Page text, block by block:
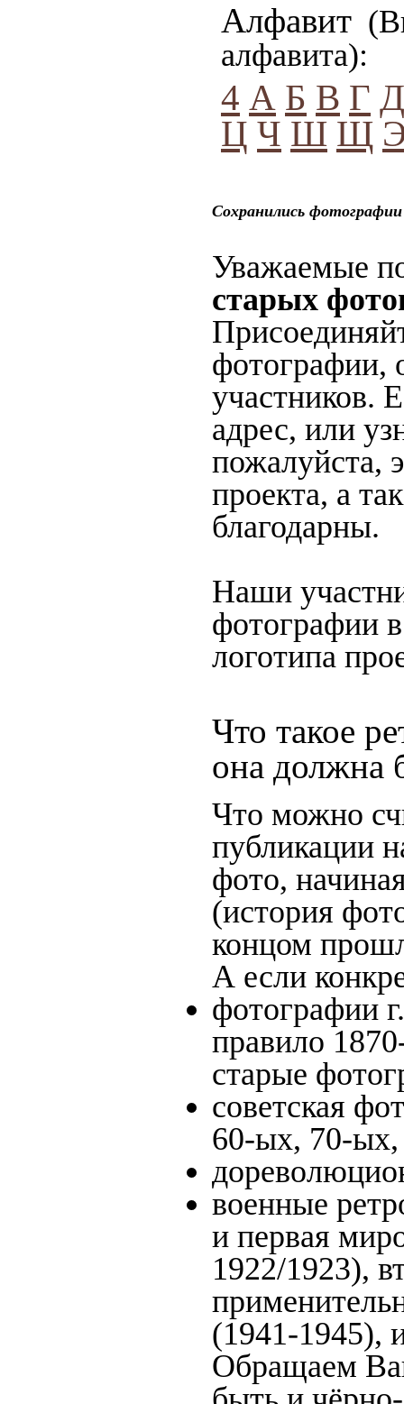
Алфавит
алфавита):
4 А Б В Г Д
Ц Ч Ш Щ
Сохранились
Уважаемые
старых
фотографии,
участников.
адрес, или
пожалуйста,
проекта, а
благодарны.
Наши
фотографии
логотипа
Что такое
она должна
Что можно
публикации
фото,
(история
концом
А если
фотографии
правило
старые
советская
60-ых, 70-ых,
военные
и первая
1922/1923),
(1941-1945),
Обращаем